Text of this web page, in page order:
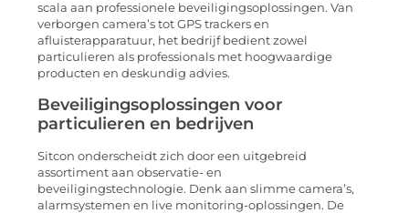
scala aan professionele beveiligingsoplossingen. Van
verborgen camera’s tot GPS trackers en
afluisterapparatuur, het bedrijf bedient zowel
particulieren als professionals met hoogwaardige
producten en deskundig advies.
Beveiligingsoplossingen voor
particulieren en bedrijven
Sitcon onderscheidt zich door een uitgebreid
assortiment aan observatie- en
beveiligingstechnologie. Denk aan slimme camera’s,
alarmsystemen en live monitoring-oplossingen. De